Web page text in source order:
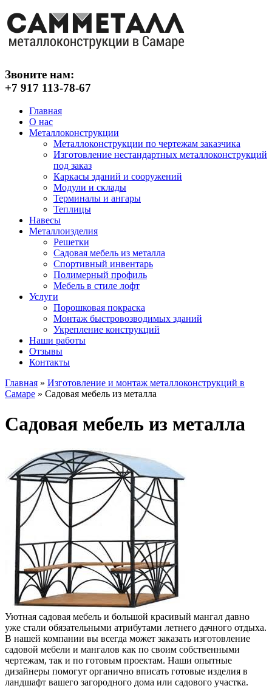
Звоните нам:
+7 917 113-78-67
Главная
О нас
Металлоконструкции
Металлоконструкции по чертежам заказчика
Изготовление нестандартных металлоконструкций
под заказ
Каркасы зданий и сооружений
Модули и склады
Терминалы и ангары
Теплицы
Навесы
Металлоизделия
Решетки
Садовая мебель из металла
Спортивный инвентарь
Полимерный профиль
Мебель в стиле лофт
Услуги
Порошковая покраска
Монтаж быстровозводимых зданий
Укрепление конструкций
Наши работы
Отзывы
Контакты
Главная » Изготовление и монтаж металлоконструкций в
Самаре » Садовая мебель из металла
Садовая мебель из металла
Уютная садовая мебель и большой красивый мангал давно
уже стали обязательными атрибутами летнего дачного отдыха.
В нашей компании вы всегда может заказать изготовление
садовой мебели и мангалов как по своим собственными
чертежам, так и по готовым проектам. Наши опытные
дизайнеры помогут органично вписать готовые изделия в
ландшафт вашего загородного дома или садового участка.